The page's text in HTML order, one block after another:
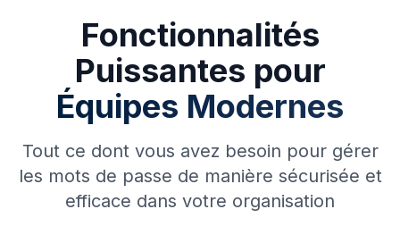
Fonctionnalités
Puissantes pour
Équipes Modernes
Tout ce dont vous avez besoin pour gérer
les mots de passe de manière sécurisée et
efficace dans votre organisation